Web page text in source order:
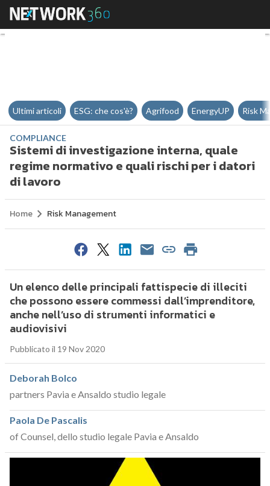
Sistemi di investigazione
Ultimi articoli ESG: che cos'è? Agrifood EnergyUP Risk
COMPLIANCE
Sistemi di investigazione interna, quale
regime normativo e quali rischi per i datori
di lavoro
Home Risk Management
Un elenco delle principali fattispecie di illeciti
che possono essere commessi dall’imprenditore,
anche nell’uso di strumenti informatici e
audiovisivi
Pubblicato il 19 Nov 2020
Deborah Bolco
partners Pavia e Ansaldo studio legale
Paola De Pascalis
of Counsel, dello studio legale Pavia e Ansaldo